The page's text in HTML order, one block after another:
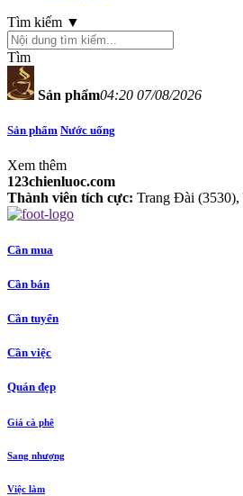
Tìm kiếm ▼
Tìm
Sản phẩm04:20 07/08/2026
Sản phẩm Nước uống
Xem thêm
123chienluoc.com
Thành viên tích cực: Trang Đài (3530),
Cần mua
Cần bán
Cần tuyển
Cần việc
Quán đẹp
Giá cà phê
Sang nhượng
Việc làm